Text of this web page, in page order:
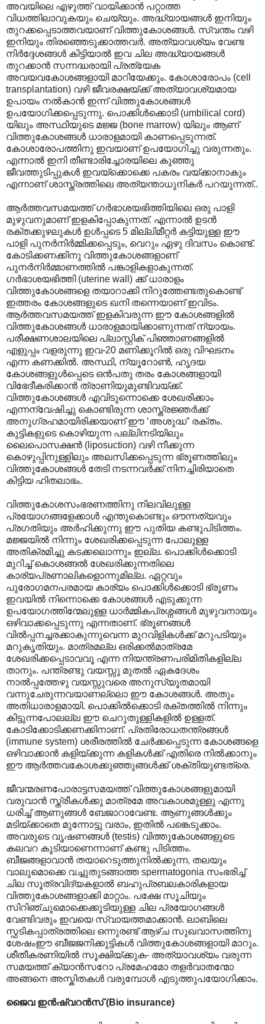
അവയിലെ എഴുത്ത് വായിക്കാൻ പറ്റാത്ത
വിധത്തിലാവുകയും ചെയ്യും. അദ്ധ്യായങ്ങൾ ഇനിയും
തുറക്കപ്പെടാത്തവയാണ് വിത്തുകോശങ്ങൾ. സ്വന്തം വഴി
ഇനിയും തിരഞ്ഞെടുക്കാത്തവർ. അത്യാവശ്യം വേണ്ട
നിർദ്ദേശങ്ങൾ കിട്ടിയാൽ ഇവ ചില അദ്ധ്യായങ്ങൾ
തുറക്കാൻ സന്നദ്ധരായി പ്രത്യേക
അവയവകോശങ്ങളായി മാറിയേക്കും. കോശാരോപം (cell
transplantation) വഴി ജീവരക്ഷയ്ക്ക് അത്യാവശ്യമായ
ഉപായം നൽകാൻ ഇന്ന് വിത്തുകോശങ്ങൾ
ഉപയോഗിക്കപ്പെടുന്നു. പൊക്കിൾക്കൊടി (umbilical cord)
യിലും അസ്ഥിയുടെ മജ്ജ (bone marrow) യിലും ആണ്
വിത്തുകോശങ്ങൾ ധാരാളമായി കാണപ്പെടുന്നത്.
കോശാരോപത്തിനു ഇവയാണ് ഉപയോഗിച്ചു വരുന്നതും.
എന്നാൽ ഇനി തീണ്ടാരിച്ചോരയിലെ കുഞ്ഞു
ജീവത്തുടിപ്പുകൾ ഇവയ്ക്കൊക്കെ പകരം വയ്ക്കാനാകും
എന്നാണ് ശാസ്ത്രത്തിലെ അത്യന്താധുനികർ പറയുന്നത്..
ആർത്തവസമയത്ത് ഗർഭാശയഭിത്തിയിലെ ഒരു പാളി
മുഴുവനുമാണ് ഇളകിപ്പോകുന്നത്. എന്നാൽ ഉടൻ
രക്തക്കുഴലുകൾ ഉൾപ്പടെ 5 മില്ലിമീറ്റർ കട്ടിയുള്ള ഈ
പാളി പുനർനിർമ്മിക്കപ്പെടും, വെറും ഏഴു ദിവസം കൊണ്ട്.
കോടിക്കണക്കിനു വിത്തുകോശങ്ങളാണ്
പുനർനിർമ്മാണത്തിൽ പങ്കാളികളാകുന്നത്.
ഗർഭാശയഭിത്തി (uterine wall) ക്ക് ധാരാളം
വിത്തുകോശങ്ങളെ തയാറാക്കി നിറുത്തേണ്ടതുകൊണ്ട്
ഇത്തരം കോശങ്ങളുടെ ഖനി തന്നെയാണ് ഇവിടം.
ആർത്തവസമയത്ത് ഇളകിവരുന്ന ഈ കോശങ്ങളിൽ
വിത്തുകോശങ്ങൾ ധാരാളമായിക്കാണുന്നത് ന്യായം.
പരീക്ഷണശാലയിലെ പ്ലാസ്റ്റിക് പിഞ്ഞാണങ്ങളിൽ
എളുപ്പം വളരുന്നു ഇവ-20 മണിക്കൂറിൽ ഒരു വിഘടനം
എന്ന കണക്കിൽ. അസ്ഥി, ന്യൂറോൺ, ഹൃദയ
കോശങ്ങളുൾ‌പ്പെടെ ഒൻപതു തരം കോശങ്ങളായി
വിഭേദീകരിക്കാൻ ത്രാ‍ണിയുമുണ്ടിവയ്ക്ക്.
വിത്തുകോശങ്ങൾ എവിടുന്നൊക്കെ ശേഖരിക്കാം
എന്നന്വേഷിച്ചു കൊണ്ടിരുന്ന ശാസ്ത്രജ്ഞർക്ക്
അനുഗ്രഹമായിരിക്കയാണ് ഈ ‘അശുദ്ധ” രക്തം.
കുട്ടികളുടെ കൊഴിയുന്ന പല്ലിനടിയിലും
ലൈപൊസക്ഷൻ (liposuction) വഴി നീക്കുന്ന
കൊഴുപ്പിനുള്ളിലും അലസിക്കപ്പെടുന്ന ഭ്രൂണത്തിലും
വിത്തുകോശങ്ങൾ തേടി നടന്നവർക്ക് നിനച്ചിരിയാതെ
കിട്ടിയ ഹിതലാഭം.
വിത്തുകോശസംഭരണത്തിനു നിലവിലുള്ള
പ്രയോഗങ്ങളേക്കാൾ എന്തുകൊണ്ടും ഔന്നത്യവും
പ്രഗതിയും അർഹിക്കുന്നു ഈ പുതിയ കണ്ടുപിടിത്തം.
മജ്ജയിൽ നിന്നും ശേഖരിക്കപ്പെടുന്ന പോലുള്ള
അതിക്രമിച്ചു കടക്കലൊന്നും ഇല്ല. പൊക്കിൾക്കൊടി
മുറിച്ച് കൊശങ്ങൽ ശേഖരിക്കുന്നതിലെ
കാര്യപ്രണാലികളൊന്നുമില്ല. ഏറ്റവും
പുരോഗമനപരമായ കാര്യം പൊക്കിൾക്കൊടി ഭ്രൂണം
ഇവയിൽ നിന്നൊക്കെ കോശങ്ങൾ എടുക്കുന്ന
ഉപയോഗത്തിന്മേലുള്ള ധാർമ്മികപ്രശ്നങ്ങൾ മുഴുവനായും
ഒഴിവാക്കപ്പെടുന്നു എന്നതാണ്. ഭ്രൂണങ്ങൾ
വിൽ‌പ്പനച്ചരക്കാകുന്നുവെന്ന മുറവിളികൾക്ക് മറുപടിയും
മറുകൃതിയും. മാത്രമല്ല ഒരിക്കൽമാത്രമേ
ശേഖരിക്കപ്പെടാവവൂ എന്ന നിയന്ത്രണപരിമിതികളില്ല
താനും. പന്ത്രണ്ടു വയസ്സു മുതൽ ഏകദേശം
നാൽ‌പ്പത്തേഴു വയസ്സുവരെ അനുസ്യൂതമായി
വന്നുചേരുന്നവയാണല്ലൊ ഈ കോശങ്ങൾ. അതും
അതിധാരാളമായി. പൊക്കിൽക്കൊടി രക്തത്തിൽ നിന്നും
കിട്ടുന്നപോലല്ല ഈ ചെറുതുള്ളികളിൽ ഉള്ളത്.
കോടിക്കോടിക്കണക്കിനാണ്. പ്രതിരോധതന്ത്രങ്ങൾ
(immune system) ശരീരത്തിൽ ചേർക്കപ്പെടുന്ന കോശങ്ങളെ
ഒഴിവാക്കാൻ കളിയ്ക്കുന്ന കളികൾക്ക് എതിരെ നിൽക്കാനും
ഈ ആർത്തവകോശക്കുഞ്ഞുങ്ങൾക്ക് ശക്തിയുണ്ടത്രെ.
ജീവന്മരണപോരാട്ടസമയത്ത് വിത്തുകോശങ്ങളുമായി
വരുവാൻ സ്ത്രീകൾക്കു മാത്രമേ അവകാശമുള്ളു എന്നു
ധരിച്ച് ആണുങ്ങൾ ബേജാറാവേണ്ട. ആണുങ്ങൾക്കും
മടിയ്ക്കാതെ മുന്നോട്ടു വരാം, ഇതിൽ പങ്കെടുക്കാം.
അവരുടെ വൃഷണങ്ങൾ (testis) വിത്തുകോശങ്ങളുടെ
കലവറ കൂടിയാണെന്നാണ് കണ്ടു പിടിത്തം.
ബീജങ്ങളാവാൻ തയാറെടുത്തുനിൽക്കുന്ന, തലയും
വാലുമൊക്കെ വച്ചുതുടങ്ങാത്ത spermatogonia സംഭരിച്ച്
ചില സൂത്രവിദ്യകളാൽ ബഹുപ്രബലകാരികളായ
വിത്തുകോശങ്ങളാക്കി മാറ്റാം. പക്ഷേ സൂചിയും
സിറിഞ്ചുമൊക്കെക്കൂടിയുള്ള ചില പ്രയോഗങ്ങൾ
വേണ്ടിവരും ഇവയെ സ്വായത്തമാക്കാൻ. ലാബിലെ
സ്ഫടികപ്പാത്രത്തിലെ ഒന്നുരണ്ട് ആഴ്ച സുഖവാസത്തിനു
ശേഷംഈ ബീജജനിക്കുട്ടികൾ വിത്തുകോശങ്ങളായി മാറും.
ശീതീകരണിയിൽ സൂക്ഷിയ്ക്കുക- അത്യാവശ്യം വരുന്ന
സമയത്ത് ക്യാൻസറോ പ്രമേഹമോ തളർവാതന്മോ
അങ്ങനെ അസ്കിതകൾ വരുമ്പോൾ എടുത്തുപയോഗിക്കാം.
ജൈവ ഇൻഷ്വറൻസ് (Bio insurance)